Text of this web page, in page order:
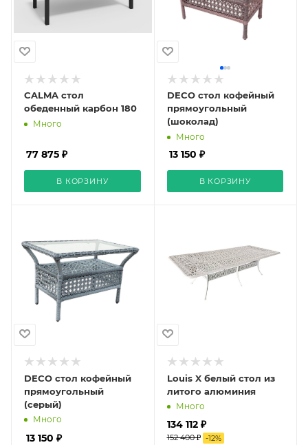
CALMA стол
обеденный карбон 180
Много
77 875 ₽
В КОРЗИНУ
DECO стол кофейный
прямоугольный
(шоколад)
Много
13 150 ₽
В КОРЗИНУ
DECO стол кофейный
прямоугольный
(серый)
Много
13 150 ₽
Louis X белый стол из
литого алюминия
Много
134 112 ₽
152 400 ₽ -12%